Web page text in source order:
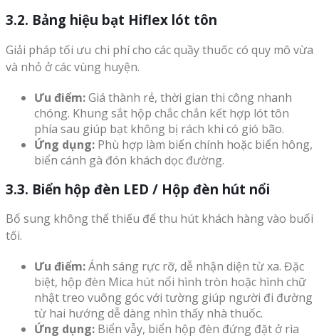
3.2. Bảng hiệu bạt Hiflex lót tôn
Giải pháp tối ưu chi phí cho các quầy thuốc có quy mô vừa
và nhỏ ở các vùng huyện.
Ưu điểm:Giá thành rẻ, thời gian thi công nhanh
chóng. Khung sắt hộp chắc chắn kết hợp lót tôn
phía sau giúp bạt không bị rách khi có gió bão.
Ứng dụng: Phù hợp làm biển chính hoặc biển hông,
biển cánh gà đón khách dọc đường.
3.3. Biển hộp đèn LED / Hộp đèn hút nổi
Bổ sung không thể thiếu để thu hút khách hàng vào buổi
tối.
Ưu điểm:Ánh sáng rực rỡ, dễ nhận diện từ xa. Đặc
biệt, hộp đèn Mica hút nổi hình tròn hoặc hình chữ
nhật treo vuông góc với tường giúp người đi đường
từ hai hướng dễ dàng nhìn thấy nhà thuốc.
Ứng dụng: Biển vẫy, biển hộp đèn đứng đặt ở rìa